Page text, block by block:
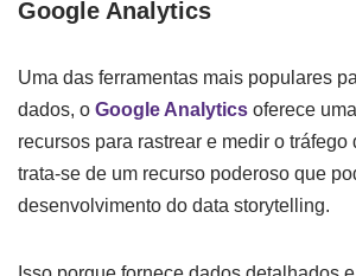
Google Analytics
Uma das ferramentas mais populares
dados, o Google Analytics oferece
recursos para rastrear e medir o tráfego
trata-se de um recurso poderoso que
desenvolvimento do data storytelling.